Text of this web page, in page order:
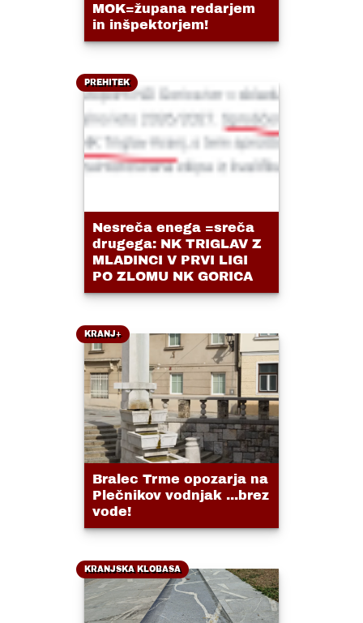
MOK=župana redarjem
in inšpektorjem!
PREHITEK
Nesreča enega =sreča
drugega: NK TRIGLAV Z
MLADINCI V PRVI LIGI
PO ZLOMU NK GORICA
KRANJ+
Bralec Trme opozarja na
Plečnikov vodnjak ...brez
vode!
KRANJSKA KLOBASA